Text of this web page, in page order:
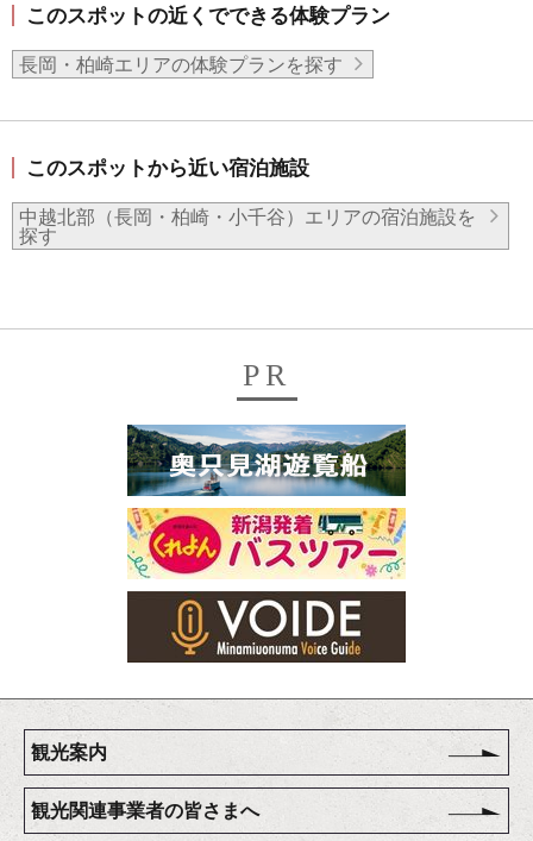
このスポットの近くでできる体験プラン
長岡・柏崎エリアの体験プランを探す
このスポットから近い宿泊施設
中越北部（長岡・柏崎・小千谷）エリアの宿泊施設を
探す
PR
観光案内
観光関連事業者の皆さまへ